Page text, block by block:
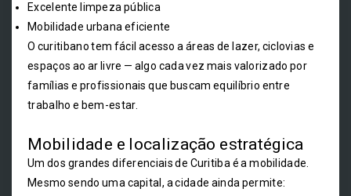
Excelente limpeza pública
Mobilidade urbana eficiente
O curitibano tem fácil acesso a áreas de lazer, ciclovias e
espaços ao ar livre — algo cada vez mais valorizado por
famílias e profissionais que buscam equilíbrio entre
trabalho e bem-estar.
Mobilidade e localização estratégica
Um dos grandes diferenciais de Curitiba é a mobilidade.
Mesmo sendo uma capital, a cidade ainda permite: